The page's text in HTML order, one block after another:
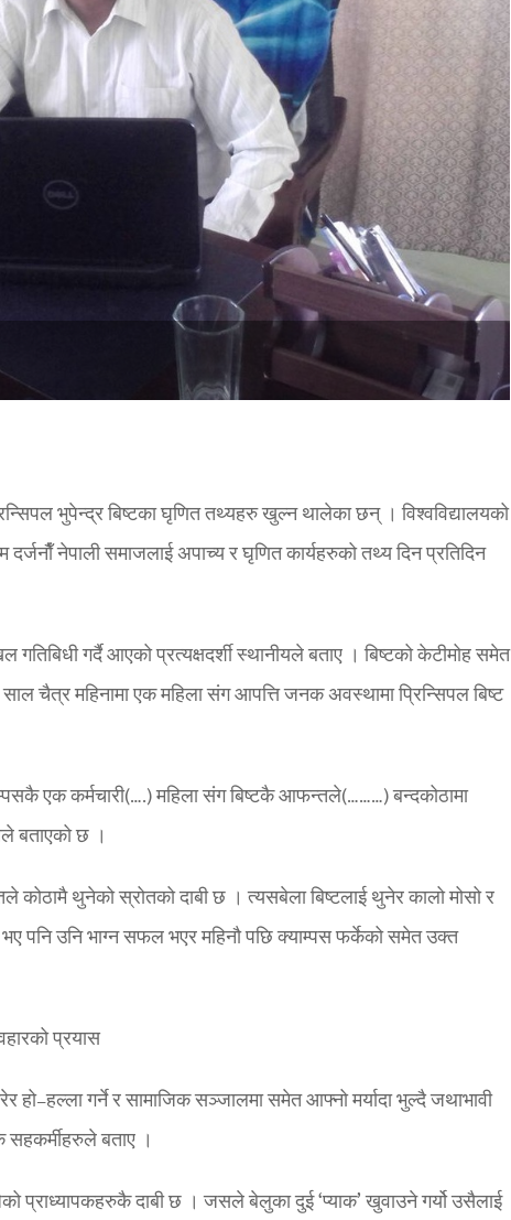
भुपेन्द्र बिष्टका घृणित तथ्यहरु खुल्न थालेका छन् । विश्वविद्यालयको
नेपाली समाजलाई अपाच्य र घृणित कार्यहरुको तथ्य दिन प्रतिदिन
गर्दै आएको प्रत्यक्षदर्शी स्थानीयले बताए । बिष्टको केटीमोह समेत
चैत्र महिनामा एक महिला संग आपत्ति जनक अवस्थामा प्रिन्सिपल बिष्ट
एक कर्मचारी(….) महिला संग बिष्टकै आफन्तले(………) बन्दकोठामा
बताएको छ ।
कोठामै थुनेको स्रोतको दाबी छ । त्यसबेला बिष्टलाई थुनेर कालो मोसो र
भए पनि उनि भाग्न सफल भएर महिनौ पछि क्याम्पस फर्केको समेत उक्त
प्रयास
गर्ने र सामाजिक सञ्जालमा समेत आफ्नो मर्यादा भुल्दै जथाभावी
सहकर्मीहरुले बताए ।
प्राध्यापकहरुकै दाबी छ । जसले बेलुका दुई ‘प्याक’ खुवाउने गर्यो उसैलाई